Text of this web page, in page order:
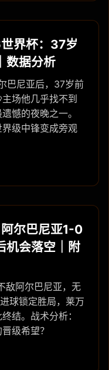
界杯：37岁
数据分析
巴尼亚后，37岁前
场他几乎找不到
憾的夜晚之一。
级中锋变成旁观
尔巴尼亚1-0
机会落空｜附
敌阿尔巴尼亚，无
球锁定胜局，莱万
结。战术分析：
级希望？